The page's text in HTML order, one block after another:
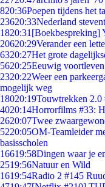
820:36Poepen tijdens het
23620:33Nederland
1820:31 [Boekbespreking]
20620:29Verander een
6320:27Het grote
5620:25Eeuwig voortleven
2320:22Weer een
mogelijk weg
18020:19Touwtrekken
4020:14Horrorfilms #33:
2620:07Twee
5220:05OM-Teamleider
basisscholen
16619:58Dingen waar je
2519:56Natuur en Wild
1619:54Radio 2 #145